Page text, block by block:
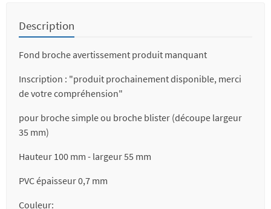
Description
Fond broche avertissement produit manquant
Inscription : "produit prochainement disponible, merci
de votre compréhension"
pour broche simple ou broche blister (découpe largeur
35 mm)
Hauteur 100 mm - largeur 55 mm
PVC épaisseur 0,7 mm
Couleur: